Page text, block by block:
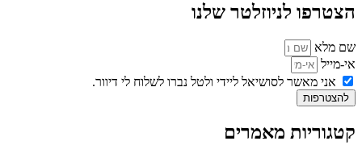
הצטרפו לניוזלטר שלנו
שם מלא
אי-מייל
אני מאשר לסושיאל ליידי ולטל נברו לשלוח לי דיוור.
להצטרפות
קטגוריות מאמרים